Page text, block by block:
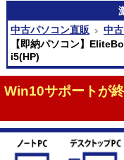
中古パソコン直販
中
【即納パソコン】
i5(HP)
Win10サポートが